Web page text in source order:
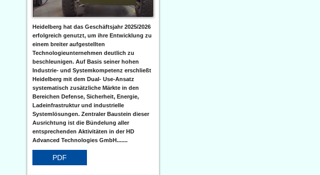
Heidelberg hat das Geschäftsjahr 2025/2026
erfolgreich genutzt, um ihre Entwicklung zu
einem breiter aufgestellten
Technologieunternehmen deutlich zu
beschleunigen. Auf Basis seiner hohen
Industrie- und Systemkompetenz erschließt
Heidelberg mit dem Dual- Use-Ansatz
systematisch zusätzliche Märkte in den
Bereichen Defense, Sicherheit, Energie,
Ladeinfrastruktur und industrielle
Systemlösungen. Zentraler Baustein dieser
Ausrichtung ist die Bündelung aller
entsprechenden Aktivitäten in der HD
Advanced Technologies GmbH.......
PDF